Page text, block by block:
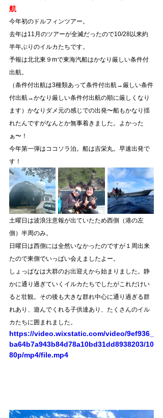
航
今年初のドルフィンツアー。
去年は11月のツアーが全滅だったので10/28以来約
半年ぶりのイルカたちです。
予報は北北東９mで東海汽船はかなり厳しい条件付
出航。
（条件付出航は3種類あって条件付出航→厳しい条件
付出航→かなり厳しい条件付出航の順に厳しくなり
ます）かなりダメ元の感じでの出発〜船もかなり揺
れたんですがなんとか無事着きました。よかった
ぁ〜！
今年第一弾はココソラ泊。船は吉栄丸。早速出発で
す！
土曜日は波浪注意報が出ていたため西側（港の左
側）半周のみ。
日曜日は西側には全然いなかったのですが１周出来
たので東側でいっぱい会えましたよー。
しょっぱなは大群のお出迎えから始まりました。静
かに通り過ぎていくイルカたちでしたがこれだけい
ると壮観。その後も大きな群れ中心に通り過ぎる群
れあり、遊んでくれる子供達あり、たくさんのイル
カたちに囲まれました。
https://video.wixstatic.com/video/9ef936_
ba64b7a943b84d78a10bd31dd8938203/10
80p/mp4/file.mp4